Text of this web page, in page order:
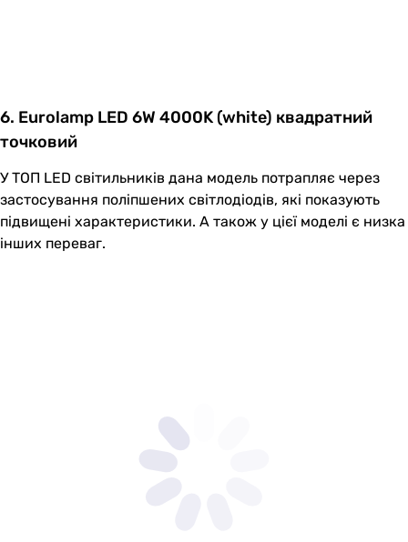
6. Eurolamp LED 6W 4000K (white) квадратний
точковий
У ТОП LED світильників дана модель потрапляє через
застосування поліпшених світлодіодів, які показують
підвищені характеристики. А також у цієї моделі є низка
інших переваг.